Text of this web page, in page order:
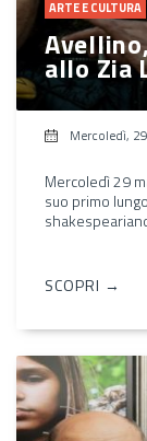
ARTE E CULTURA
allo Zia
Mercoledì,
Mercoledì 29
suo primo
SCOPRI →